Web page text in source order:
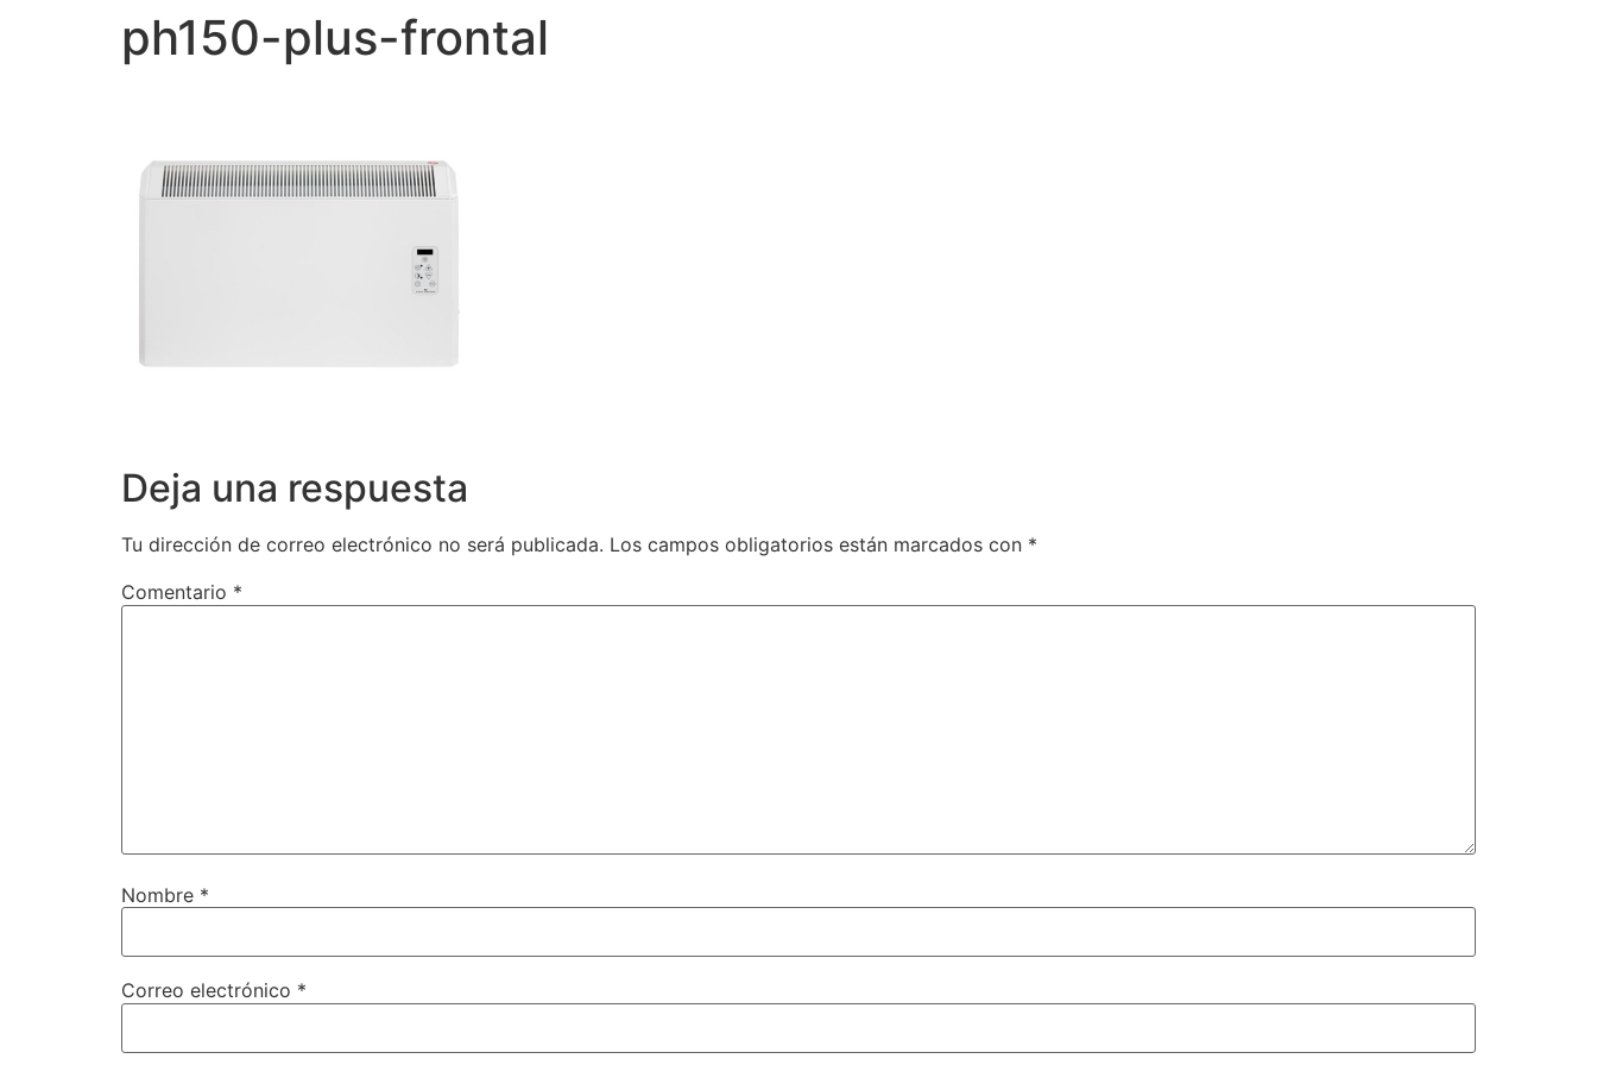
ph150-plus-frontal
Deja una respuesta
Tu dirección de correo electrónico no será publicada. Los campos obligatorios están marcados con *
Comentario *
Nombre *
Correo electrónico *